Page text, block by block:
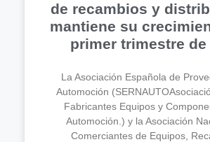
de recambios y
mantiene su
primer trimestre de
La Asociación Española de
Automoción
Fabricantes Equipos y
Automoción.) y la Asociación
Comerciantes de Equipos,